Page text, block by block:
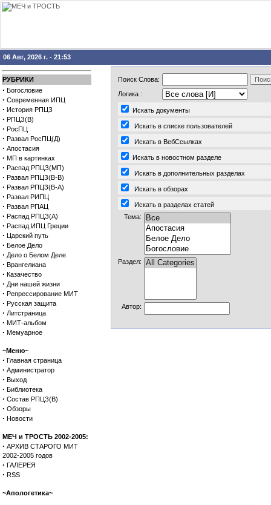
06 Авг, 2026 г. - 21:53
РУБРИКИ
· Богословие
· Современная ИПЦ
· История РПЦЗ
· РПЦЗ(В)
· РосПЦ
· Развал РосПЦ(Д)
· Апостасия
· МП в картинках
· Распад РПЦЗ(МП)
· Развал РПЦЗ(В-В)
· Развал РПЦЗ(В-А)
· Развал РИПЦ
· Развал РПАЦ
· Распад РПЦЗ(А)
· Распад ИПЦ Греции
· Царский путь
· Белое Дело
· Дело о Белом Деле
· Врангелиана
· Казачество
· Дни нашей жизни
· Репрессирование МИТ
· Русская защита
· Литстраница
· МИТ-альбом
· Мемуарное
~Меню~
· Главная страница
· Администратор
· Выход
· Библиотека
· Состав РПЦЗ(В)
· Обзоры
· Новости
МЕЧ и ТРОСТЬ 2002-2005:
· АРХИВ СТАРОГО МИТ
2002-2005 годов
· ГАЛЕРЕЯ
· RSS
~Апологетика~
Поиск Слова:
Логика :
Искать документы
Искать в списке пользователей
Искать в ВебСсылках
Искать в новостном разделе
Искать в дополнительных разделах
Искать в обзорах
Искать в разделах статей
Тема:
Раздел:
Автор: